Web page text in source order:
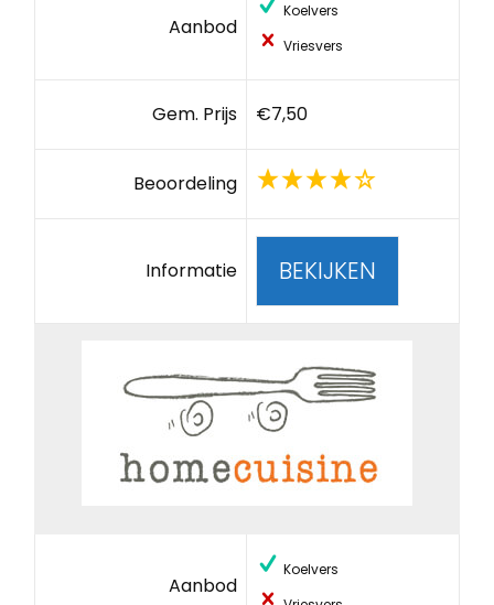
Aanbod
Koelvers
Vriesvers
Gem. Prijs €7,50
Beoordeling
Informatie BEKIJKEN
Aanbod
Koelvers